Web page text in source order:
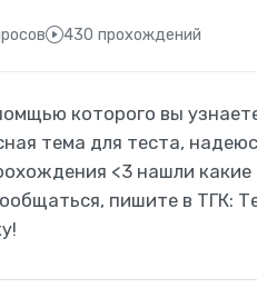
430 прохождений
которого вы
тема для теста,
<3 нашли
пишите в ТГК: